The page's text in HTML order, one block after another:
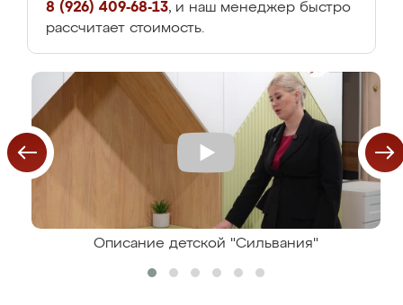
8 (926) 409-68-13, и наш менеджер быстро
рассчитает стоимость.
Описание детской "Сильвания"